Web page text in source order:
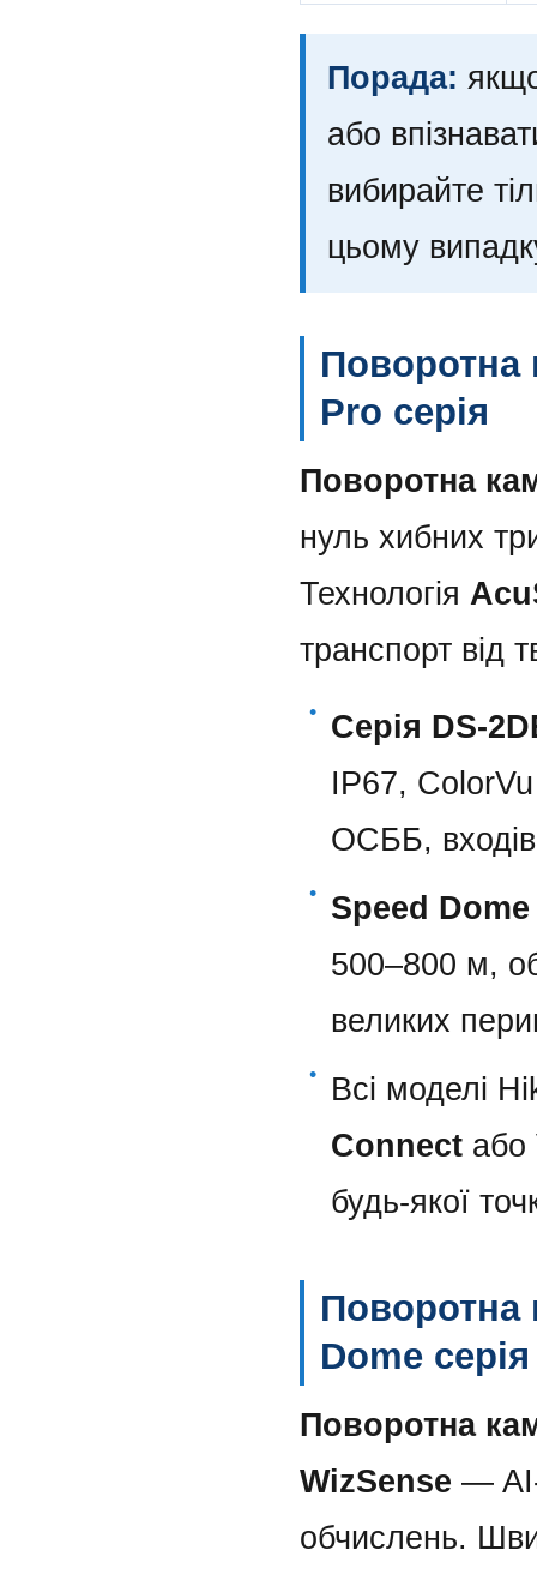
Порада:
або
вибирайте
цьому
Поворотна
Pro серія
Поворотна
нуль хибних
Технологія
транспорт від
•
Серія DS-
IP67,
ОСББ,
•
Speed
500–800 м,
великих
•
Всі моделі
Connect або
будь-якої
Поворотна
Dome серія
Поворотна
WizSense — AI-
обчислень.